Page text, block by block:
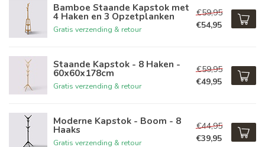
Bamboe Staande Kapstok met
4 Haken en 3 Opzetplanken
Gratis verzending & retour
€59,95
€54,95
Staande Kapstok - 8 Haken -
60x60x178cm
Gratis verzending & retour
€59,95
€49,95
Moderne Kapstok - Boom - 8
Haaks
Gratis verzending & retour
€44,95
€39,95